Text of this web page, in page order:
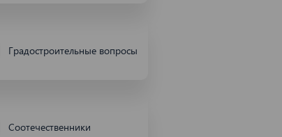
Градостроительные вопросы
Соотечественники